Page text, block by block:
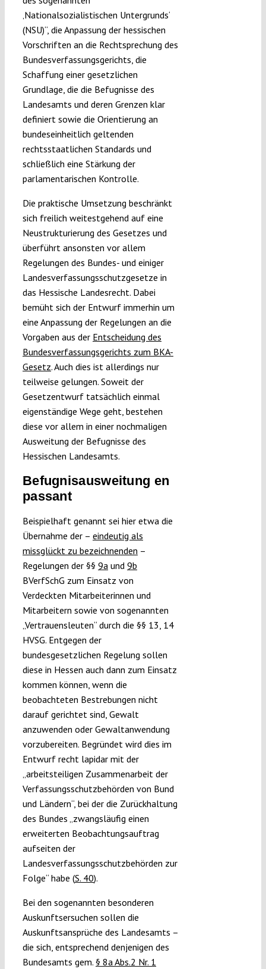
‚Nationalsozialistischen Untergrunds‘
(NSU)“, die Anpassung der hessischen
Vorschriften an die Rechtsprechung des
Bundesverfassungsgerichts, die
Schaffung einer gesetzlichen
Grundlage, die die Befugnisse des
Landesamts und deren Grenzen klar
definiert sowie die Orientierung an
bundeseinheitlich geltenden
rechtsstaatlichen Standards und
schließlich eine Stärkung der
parlamentarischen Kontrolle.
Die praktische Umsetzung beschränkt
sich freilich weitestgehend auf eine
Neustrukturierung des Gesetzes und
überführt ansonsten vor allem
Regelungen des Bundes- und einiger
Landesverfassungsschutzgesetze in
das Hessische Landesrecht. Dabei
bemüht sich der Entwurf immerhin um
eine Anpassung der Regelungen an die
Vorgaben aus der Entscheidung des
Bundesverfassungsgerichts zum BKA-
Gesetz. Auch dies ist allerdings nur
teilweise gelungen. Soweit der
Gesetzentwurf tatsächlich einmal
eigenständige Wege geht, bestehen
diese vor allem in einer nochmaligen
Ausweitung der Befugnisse des
Hessischen Landesamts.
Befugnisausweitung en
passant
Beispielhaft genannt sei hier etwa die
Übernahme der – eindeutig als
missglückt zu bezeichnenden –
Regelungen der §§ 9aund 9b
BVerfSchG zum Einsatz von
Verdeckten Mitarbeiterinnen und
Mitarbeitern sowie von sogenannten
„Vertrauensleuten“ durch die §§ 13, 14
HVSG. Entgegen der
bundesgesetzlichen Regelung sollen
diese in Hessen auch dann zum Einsatz
kommen können, wenn die
beobachteten Bestrebungen nicht
darauf gerichtet sind, Gewalt
anzuwenden oder Gewaltanwendung
vorzubereiten. Begründet wird dies im
Entwurf recht lapidar mit der
„arbeitsteiligen Zusammenarbeit der
Verfassungsschutzbehörden von Bund
und Ländern“, bei der die Zurückhaltung
des Bundes „zwangsläufig einen
erweiterten Beobachtungsauftrag
aufseiten der
Landesverfassungsschutzbehörden zur
Folge“ habe (S. 40).
Bei den sogenannten besonderen
Auskunftsersuchen sollen die
Auskunftsansprüche des Landesamts –
die sich, entsprechend denjenigen des
Bundesamts gem. § 8a Abs.2 Nr. 1